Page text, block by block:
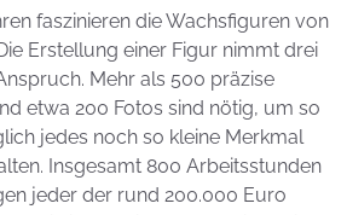
faszinieren die Wachsfiguren von
Erstellung einer Figur nimmt drei
Mehr als 500 präzise
etwa 200 Fotos sind nötig, um so
jedes noch so kleine Merkmal
Insgesamt 800 Arbeitsstunden
jeder der rund 200.000 Euro